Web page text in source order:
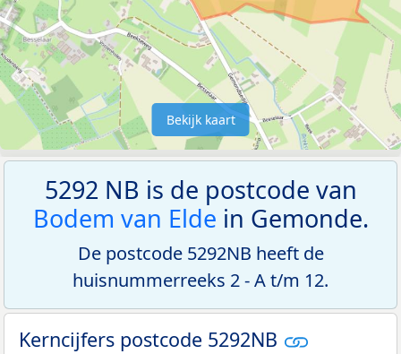
Bekijk kaart
5292 NB is de postcode van
Bodem van Elde in Gemonde.
De postcode 5292NB heeft de
huisnummerreeks 2 - A t/m 12.
Kerncijfers postcode 5292NB